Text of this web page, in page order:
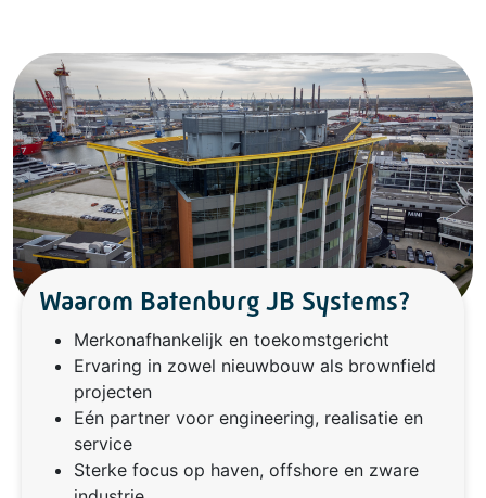
Waarom Batenburg JB Systems?
Merkonafhankelijk en toekomstgericht
Ervaring in zowel nieuwbouw als brownfield
projecten
Eén partner voor engineering, realisatie en
service
Sterke focus op haven, offshore en zware